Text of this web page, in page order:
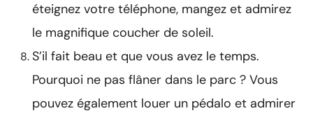
éteignez votre téléphone, mangez et admirez
le magnifique coucher de soleil.
S’il fait beau et que vous avez le temps.
Pourquoi ne pas flâner dans le parc ? Vous
pouvez également louer un pédalo et admirer